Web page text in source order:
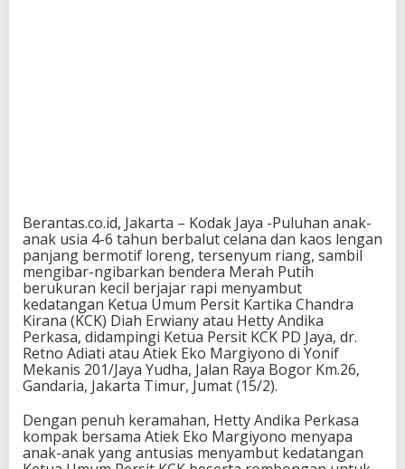
Berantas.co.id, Jakarta – Kodak Jaya -Puluhan anak-
anak usia 4-6 tahun berbalut celana dan kaos lengan
panjang bermotif loreng, tersenyum riang, sambil
mengibar-ngibarkan bendera Merah Putih
berukuran kecil berjajar rapi menyambut
kedatangan Ketua Umum Persit Kartika Chandra
Kirana (KCK) Diah Erwiany atau Hetty Andika
Perkasa, didampingi Ketua Persit KCK PD Jaya, dr.
Retno Adiati atau Atiek Eko Margiyono di Yonif
Mekanis 201/Jaya Yudha, Jalan Raya Bogor Km.26,
Gandaria, Jakarta Timur, Jumat (15/2).
Dengan penuh keramahan, Hetty Andika Perkasa
kompak bersama Atiek Eko Margiyono menyapa
anak-anak yang antusias menyambut kedatangan